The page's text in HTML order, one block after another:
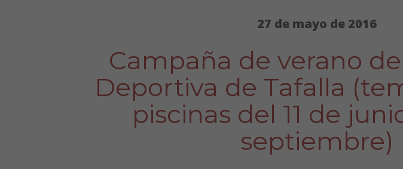
27 de mayo de 2016
Campaña de verano
Deportiva de Tafalla
piscinas del 11 de
septiembre)